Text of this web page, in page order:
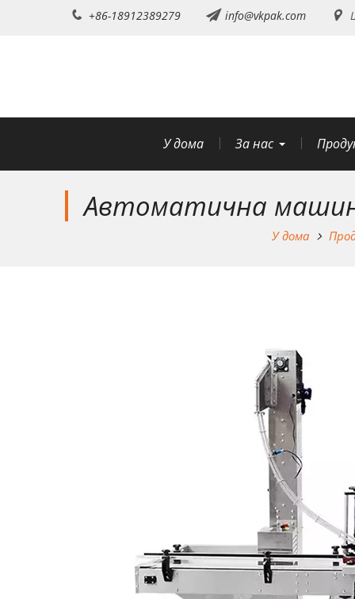
+86-18912389279 info@vkpak.com
У дома За нас
Автоматична
У дома